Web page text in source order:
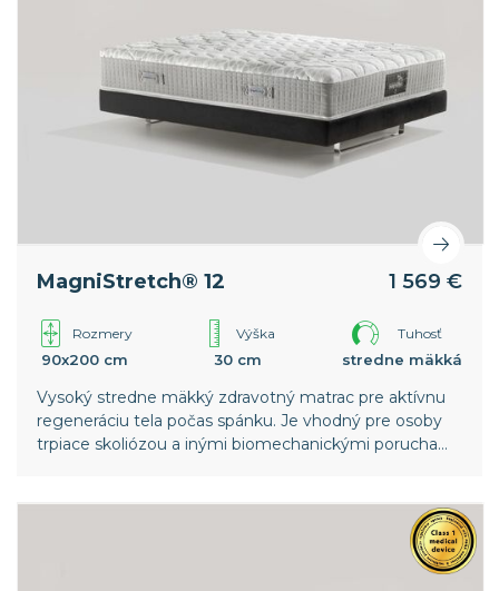
MagniStretch® 12 1 569 €
Rozmery
90x200 cm
Výška
30 cm
Tuhosť
stredne mäkká
Vysoký stredne mäkký zdravotný matrac pre aktívnu
regeneráciu tela počas spánku. Je vhodný pre osoby
trpiace skoliózou a inými biomechanickými poruchami